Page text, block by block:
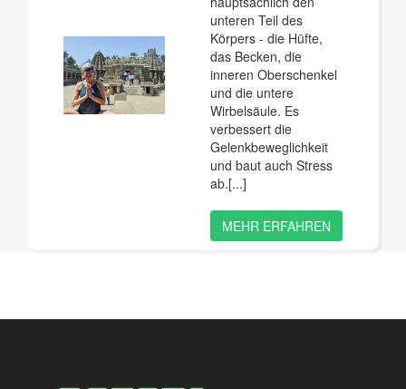
unteren Teil des
Körpers - die Hüfte,
das Becken, die
inneren Oberschenkel
und die untere
Wirbelsäule. Es
verbessert die
Gelenkbeweglichkeit
und baut auch Stress
ab.
MEHR ERFAHREN